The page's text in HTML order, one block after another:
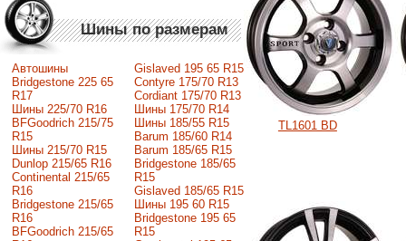
Шины по размерам
Автошины
Bridgestone 225 65
R17
Шины 225/70 R16
BFGoodrich 215/75
R15
Шины 215/70 R15
Dunlop 215/65 R16
Continental 215/65
R16
Bridgestone 215/65
R16
BFGoodrich 215/65
Gislaved 195 65 R15
Contyre 175/70 R13
Cordiant 175/70 R13
Шины 175/70 R14
Шины 185/55 R15
Barum 185/60 R14
Barum 185/65 R15
Bridgestone 185/65
R15
Gislaved 185/65 R15
Шины 195 60 R15
Bridgestone 195 65
R15
TL1601 BD